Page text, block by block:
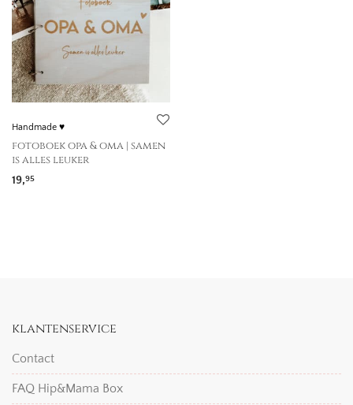
Handmade ♥
fotoboek opa & oma | samen
is alles leuker
19,95
klantenservice
Contact
FAQ Hip&Mama Box